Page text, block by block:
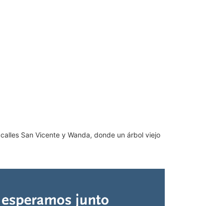
San Vicente y Wanda, donde un árbol viejo